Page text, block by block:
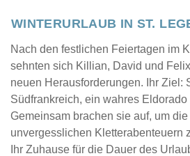
WINTERURLAUB IN ST.
Nach den festlichen Feiertagen im
sehnten sich Killian, David und
neuen Herausforderungen. Ihr Ziel:
Südfrankreich, ein wahres
Gemeinsam brachen sie auf, um
unvergesslichen Kletterabenteuern
Ihr Zuhause für die Dauer des